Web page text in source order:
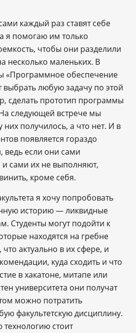
каждый раз ставят себе
я помогаю им только
чтобы они разделили
несколько маленьких. В
«Программное обеспечение
выбрать любую задачу по этой
сделать прототип программы
следующей встрече мы
них получилось, а что нет. И в
появляется гораздо
если они сами
и сами их не выполняют,
кроме себя.
я хочу попробовать
историю — ликвидные
Студенты могут подойти к
находятся на гребне
актуально в их сфере, и
куда сходить и что
в хакатоне, митапе или
университета они получат
можно потратить
факультетскую дисциплину.
технологию стоит